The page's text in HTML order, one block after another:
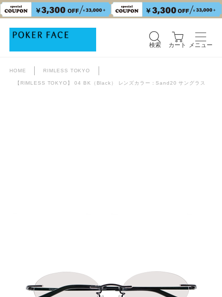
検索 カート メニュー
HOME RIMLESS TOKYO
【RIMLESS TOKYO】 04 BK（Black） レンズカラー：Sand20 サングラス